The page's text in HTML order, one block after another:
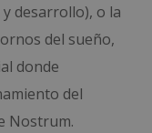
desarrollo), o la
del sueño,
donde
del
Nostrum.